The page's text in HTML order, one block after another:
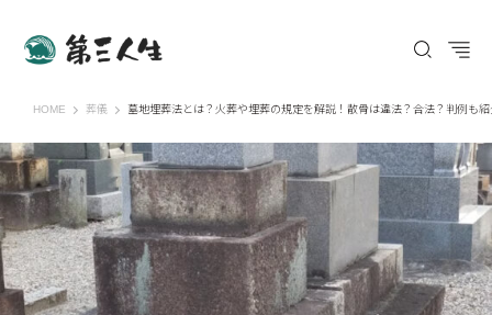
HOME 第三人生 〜寄り道の歩き方〜
葬儀 墓地埋葬法とは？火葬や埋葬の規定を解説！散骨は違法？合法？判例も紹